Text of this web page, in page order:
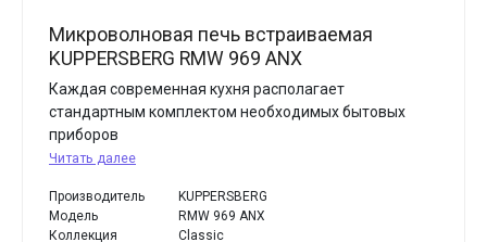
Микроволновая печь встраиваемая
KUPPERSBERG RMW 969 ANX
Каждая современная кухня располагает
стандартным комплектом необходимых бытовых
приборов
Читать далее
Производитель
KUPPERSBERG
Модель
RMW 969 ANX
Коллекция
Classic